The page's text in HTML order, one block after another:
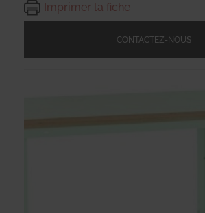
Imprimer la fiche
CONTACTEZ-NOUS